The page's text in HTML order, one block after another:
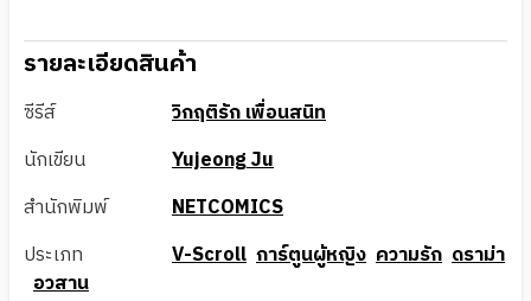
รายละเอียดสินค้า
ซีรีส์
วิกฤติรัก เพื่อนสนิท
นักเขียน
Yujeong Ju
สำนักพิมพ์
NETCOMICS
ประเภท
V-Scroll การ์ตูนผู้หญิง ความรัก ดราม่า
อวสาน